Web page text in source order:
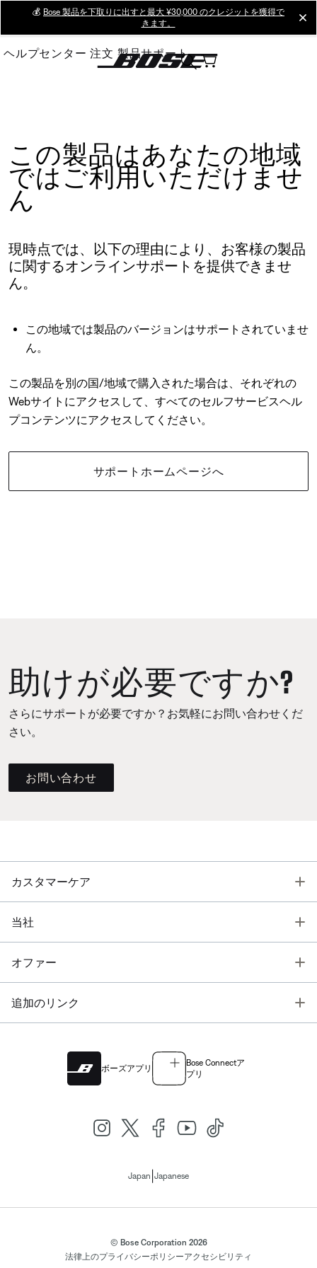
Main
💰 Bose 製品を下取りに出すと最大 ¥30,000 のクレジットを獲得で
きます。
ヘルプセンター 注文 製品サポート
この製品はあなたの地域
ではご利用いただけませ
ん
現時点では、以下の理由により、お客様の製品
に関するオンラインサポートを提供できませ
ん。
この地域では製品のバージョンはサポートされていませ
ん。
この製品を別の国/地域で購入された場合は、それぞれの
Webサイトにアクセスして、すべてのセルフサービスヘル
プコンテンツにアクセスしてください。
サポートホームページへ
助けが必要ですか?
さらにサポートが必要ですか？お気軽にお問い合わせくだ
さい。
お問い合わせ
カスタマーケア
当社
オファー
追加のリンク
ボーズアプリ
Bose Connectア
プリ
Japan Japanese
© Bose Corporation 2026
法律上のプライバシーポリシーアクセシビリティ